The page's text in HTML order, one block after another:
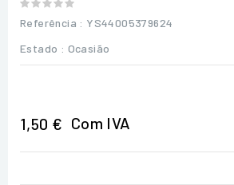
Referência : YS44005379624
Estado : Ocasião
1,50 € Com IVA